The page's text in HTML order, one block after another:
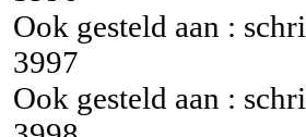
Ook gesteld aan :
3997
Ook gesteld aan :